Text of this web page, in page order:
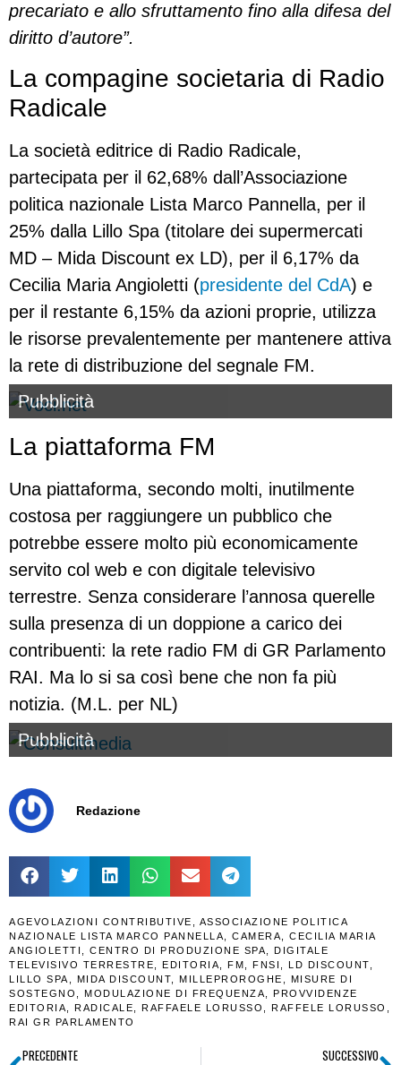
precariato e allo sfruttamento fino alla difesa del
diritto d’autore”.
La compagine societaria di Radio
Radicale
La società editrice di Radio Radicale,
partecipata per il 62,68% dall’Associazione
politica nazionale Lista Marco Pannella, per il
25% dalla Lillo Spa (titolare dei supermercati
MD – Mida Discount ex LD), per il 6,17% da
Cecilia Maria Angioletti (presidente del CdA) e
per il restante 6,15% da azioni proprie, utilizza
le risorse prevalentemente per mantenere attiva
la rete di distribuzione del segnale FM.
Pubblicità
La piattaforma FM
Una piattaforma, secondo molti, inutilmente
costosa per raggiungere un pubblico che
potrebbe essere molto più economicamente
servito col web e con digitale televisivo
terrestre. Senza considerare l’annosa querelle
sulla presenza di un doppione a carico dei
contribuenti: la rete radio FM di GR Parlamento
RAI. Ma lo si sa così bene che non fa più
notizia. (M.L. per NL)
Pubblicità
Redazione
AGEVOLAZIONI CONTRIBUTIVE
ASSOCIAZIONE POLITICA
NAZIONALE LISTA MARCO PANNELLA
CAMERA
CECILIA MARIA
ANGIOLETTI
CENTRO DI PRODUZIONE SPA
DIGITALE
TELEVISIVO TERRESTRE
EDITORIA FM FNSI LD DISCOUNT
LILLO SPA
MIDA DISCOUNT MILLEPROROGHE
MISURE DI
SOSTEGNO
MODULAZIONE DI FREQUENZA
PROVVIDENZE
EDITORIA
RADICALE RAFFAELE LORUSSO RAFFELE LORUSSO
RAI GR PARLAMENTO
PRECEDENTE SUCCESSIVO